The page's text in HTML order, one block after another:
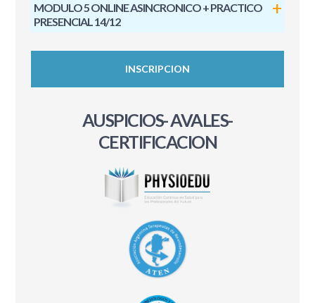
MODULO 5 ONLINE ASINCRONICO + PRACTICO
PRESENCIAL 14/12
INSCRIPCION
AUSPICIOS- AVALES-
CERTIFICACION